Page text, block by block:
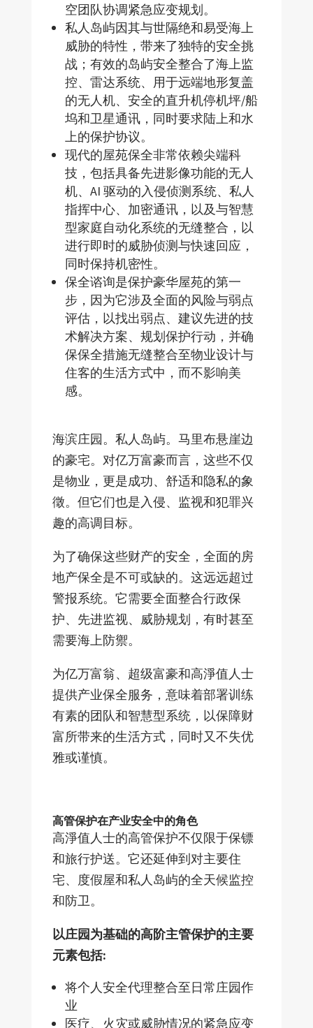
空团队协调紧急应变规划。
私人岛屿因其与世隔绝和易受海上
威胁的特性，带来了独特的安全挑
战；有效的岛屿安全整合了海上监
控、雷达系统、用于远端地形复盖
的无人机、安全的直升机停机坪/船
坞和卫星通讯，同时要求陆上和水
上的保护协议。
现代的屋苑保全非常依赖尖端科
技，包括具备先进影像功能的无人
机、AI 驱动的入侵侦测系统、私人
指挥中心、加密通讯，以及与智慧
型家庭自动化系统的无缝整合，以
进行即时的威胁侦测与快速回应，
同时保持机密性。
保全谘询是保护豪华屋苑的第一
步，因为它涉及全面的风险与弱点
评估，以找出弱点、建议先进的技
术解决方案、规划保护行动，并确
保保全措施无缝整合至物业设计与
住客的生活方式中，而不影响美
感。
海滨庄园。私人岛屿。马里布悬崖边
的豪宅。对亿万富豪而言，这些不仅
是物业，更是成功、舒适和隐私的象
徵。但它们也是入侵、监视和犯罪兴
趣的高调目标。
为了确保这些财产的安全，全面的房
地产保全是不可或缺的。这远远超过
警报系统。它需要全面整合行政保
护、先进监视、威胁规划，有时甚至
需要海上防禦。
为亿万富翁、超级富豪和高淨值人士
提供产业保全服务，意味着部署训练
有素的团队和智慧型系统，以保障财
富所带来的生活方式，同时又不失优
雅或谨慎。
高管保护在产业安全中的角色
高淨值人士的高管保护不仅限于保镖
和旅行护送。它还延伸到对主要住
宅、度假屋和私人岛屿的全天候监控
和防卫。
以庄园为基础的高阶主管保护的主要
元素包括:
将个人安全代理整合至日常庄园作
业
医疗、火灾或威胁情况的紧急应变